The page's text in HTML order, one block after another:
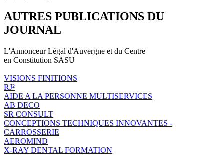
AUTRES PUBLICATIONS DU
JOURNAL
L'Annonceur Légal d'Auvergne et du Centre
en Constitution SASU
VISIONS FINITIONS
RJ²
AIDE A LA PERSONNE MULTISERVICES
AB DECO
SR CONSULT
CONCEPTIONS TECHNIQUES INNOVANTES -
CARROSSERIE
AEROMIND
X-RAY DENTAL FORMATION